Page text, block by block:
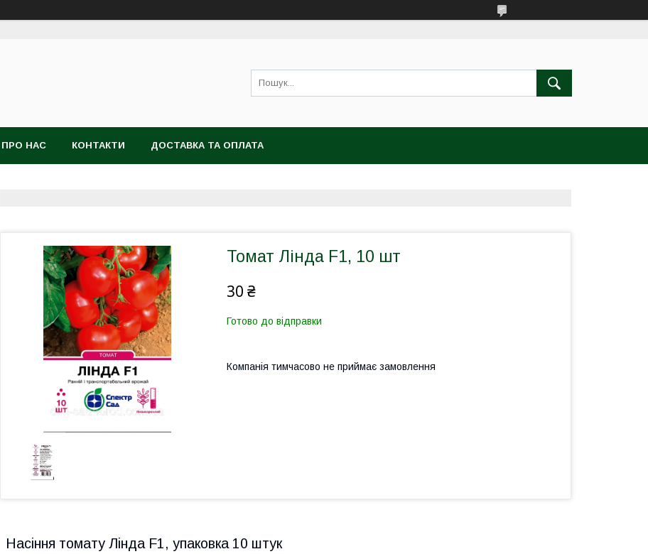
ПРО НАС КОНТАКТИ ДОСТАВКА ТА ОПЛАТА
Томат Лінда F1, 10 шт
30 ₴
Готово до відправки
Компанія тимчасово не приймає замовлення
Насіння томату Лінда F1, упаковка 10 штук